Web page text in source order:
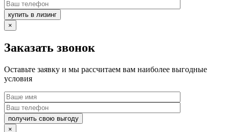
купить в лизинг
×
Заказать звонок
Оставьте заявку и мы рассчитаем вам наиболее выгодные
условия
получить свою выгоду
×